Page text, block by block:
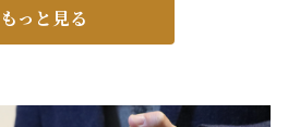
もっと見る